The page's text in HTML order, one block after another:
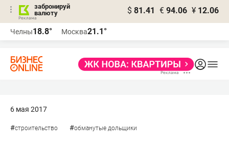
забронируй
валюту
$ 81.41 € 94.06 ¥ 12.06
Челны18.8° Москва21.1°
6 мая 2017
#строительство #обманутые дольщики